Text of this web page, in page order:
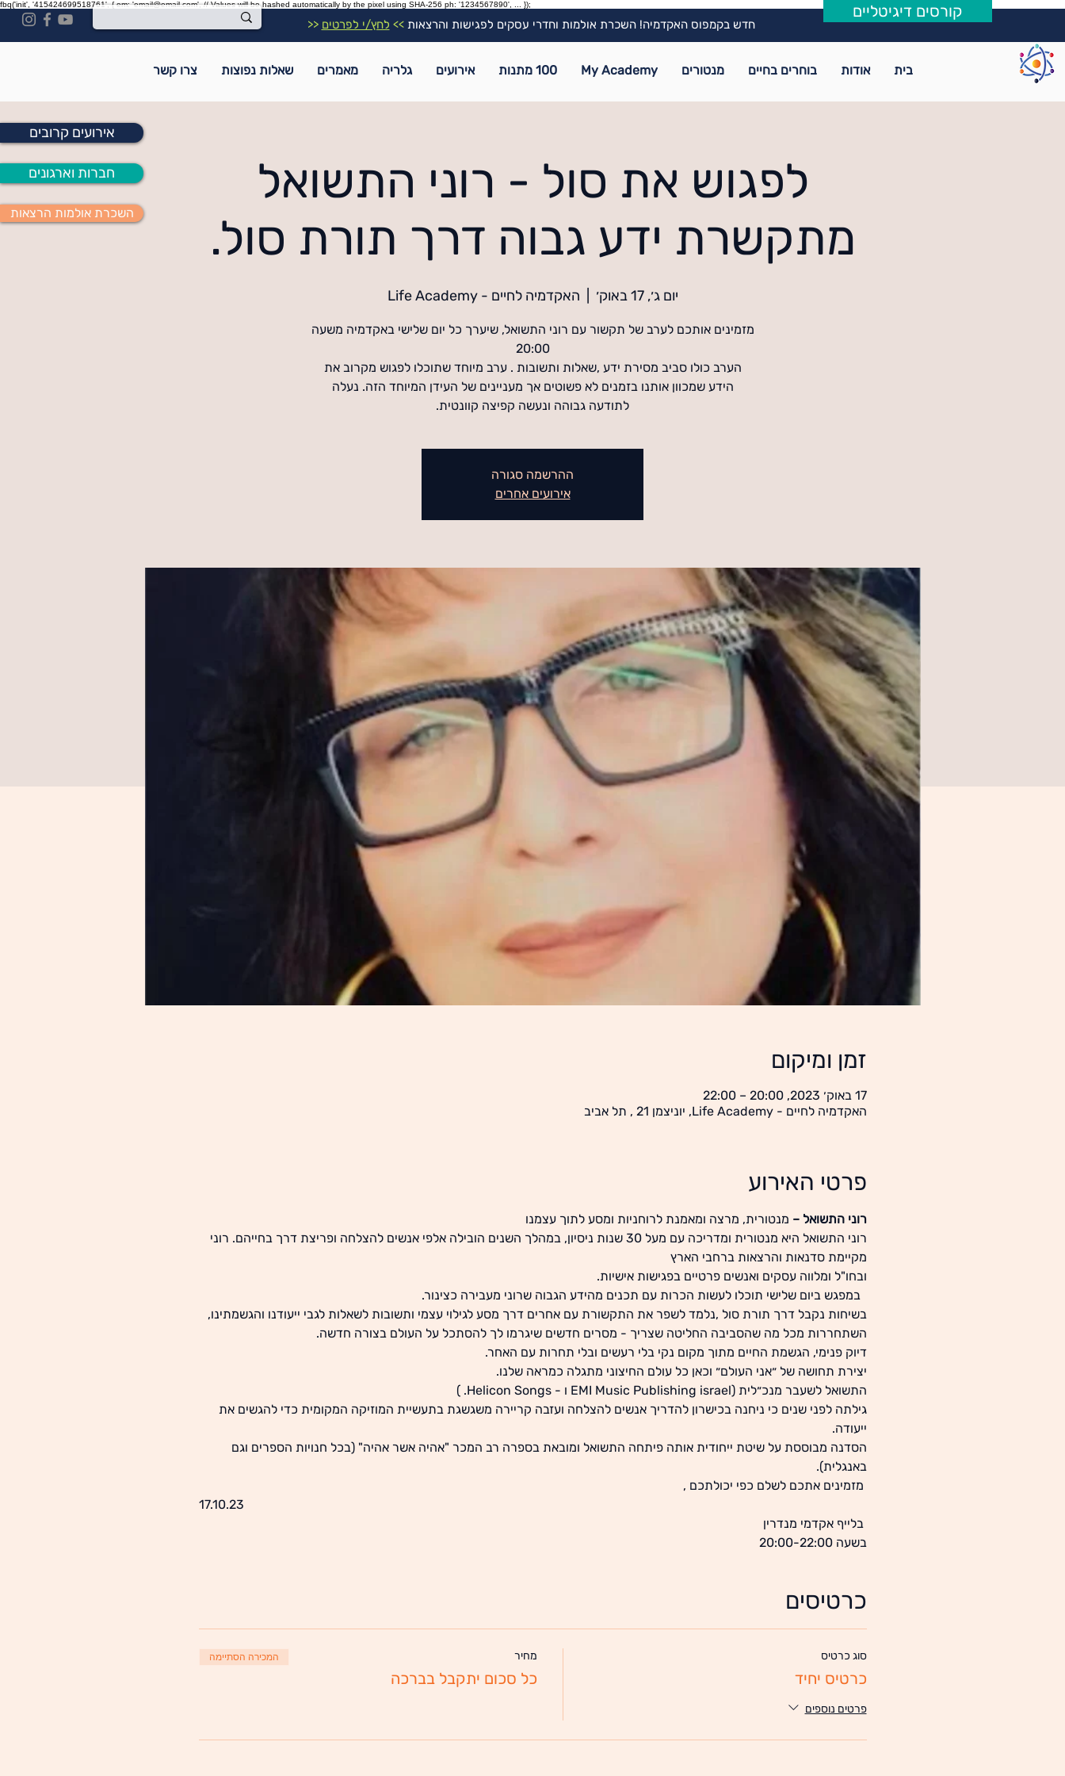
fbq('init', '415424699518761', { em: 'email@email.com', // Values will be hashed automatically by the pixel using SHA-256 ph: '1234567890', ... });
השכרת אולמות הרצאות
חברות וארגונים
אירועים קרובים
קורסים דיגיטליים
חדש בקמפוס האקדמיה! השכרת אולמות וחדרי עסקים לפגישות והרצאות>> לחץ/י לפרטים <<
בית אודות בוחרים בחיים מנטורים My Academy 100 מתנות אירועים גלריה מאמרים שאלות נפוצות צרו קשר
לפגוש את סול - רוני התשואל
מתקשרת ידע גבוה דרך תורת סול.
יום ג׳, 17 באוק׳ האקדמיה לחיים - Life Academy
מזמינים אותכם לערב של תקשור עם רוני התשואל, שיערך כל יום שלישי באקדמיה משעה
הערב כולו סביב מסירת ידע ,שאלות ותשובות . ערב מיוחד שתוכלו לפגוש מקרוב את
הידע שמכוון אותנו בזמנים לא פשוטים אך מעניינים של העידן המיוחד הזה. נעלה
לתודעה גבוהה ונעשה קפיצה קוונטית.
ההרשמה סגורה
אירועים אחרים
זמן ומיקום
17 באוק׳ 2023, 20:00 – 22:00
האקדמיה לחיים - Life Academy, יוניצמן 21 , תל אביב
פרטי האירוע
רוני התשואל – מנטורית, מרצה ומאמנת לרוחניות ומסע לתוך עצמנו
רוני התשואל היא מנטורית ומדריכה עם מעל 30 שנות ניסיון, במהלך השנים הובילה אלפי אנשים להצלחה ופריצת דרך בחייהם. רוני
מקיימת סדנאות והרצאות ברחבי הארץ
ובחו"ל ומלווה עסקים ואנשים פרטיים בפגישות אישיות.
במפגש ביום שלישי תוכלו לעשות הכרות עם תכנים מהידע הגבוה שרוני מעבירה כצינור.
בשיחות נקבל דרך תורת סול ,נלמד לשפר את התקשורת עם אחרים דרך מסע לגילוי עצמי ותשובות לשאלות לגבי ייעודנו והגשמתינו,
השתחררות מכל מה שהסביבה החליטה שצריך - מסרים חדשים שיגרמו לך להסתכל על העולם בצורה חדשה.
דיוק פנימי, הגשמת החיים מתוך מקום נקי בלי רעשים ובלי תחרות עם האחר.
יצירת תחושה של ״אני העולם״ וכאן כל עולם החיצוני מתגלה כמראה שלנו.
התשואל לשעבר מנכ״לית (EMI Music Publishing israel ו - Helicon Songs. )
גילתה לפני שנים כי ניחנה בכישרון להדריך אנשים להצלחה ועזבה קריירה משגשגת בתעשיית המוזיקה המקומית כדי להגשים את
ייעודה.
הסדנה מבוססת על שיטת ייחודית אותה פיתחה התשואל ומובאת בספרה רב המכר "אהיה אשר אהיה" (בכל חנויות הספרים וגם
באנגלית).
מזמינים אתכם לשלם כפי יכולתכם ,
17.10.23
בלייף אקדמי מנדרין
בשעה 20:00-22:00
כרטיסים
סוג כרטיס
כרטיס יחיד
פרטים נוספים
מחיר
כל סכום יתקבל בברכה
המכירה הסתיימה